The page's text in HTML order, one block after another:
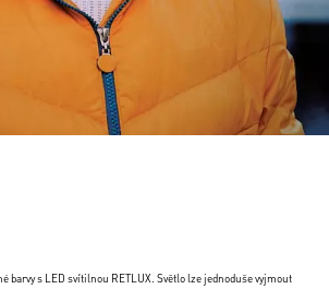
barvy s LED svítilnou RETLUX. Světlo lze jednoduše vyjmout